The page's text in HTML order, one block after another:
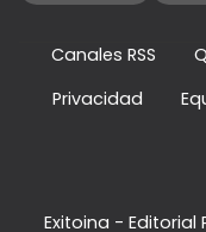
Canales RSS
Privacidad
Exitoina - Editorial